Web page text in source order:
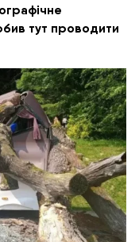
тут проводити